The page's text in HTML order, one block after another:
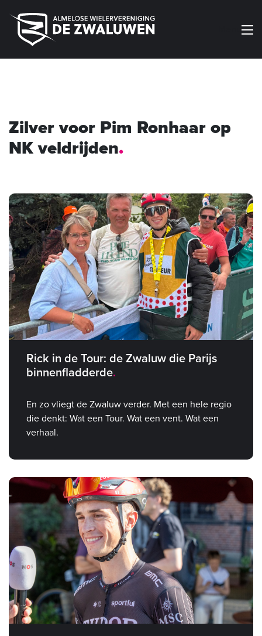
Zilver voor Pim Ronhaar op
NK veldrijden
Rick in de Tour: de Zwaluw die Parijs
binnenfladderde
En zo vliegt de Zwaluw verder. Met een hele regio
die denkt: Wat een Tour. Wat een vent. Wat een
verhaal.